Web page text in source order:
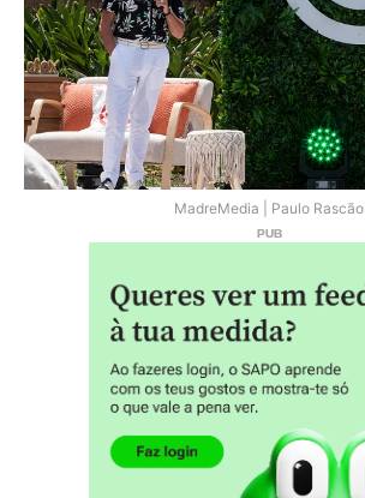
MadreMedia | Paulo Rascão